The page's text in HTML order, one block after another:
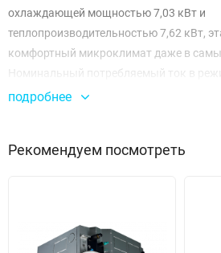
охлаждающей мощностью 7,03 кВт и
теплопроизводительностью 7,62 кВт,
комфортный микроклимат даже в
Номинальный потребляемый ток в
составляет 11,0 А, что подтверждает её
Кассетная конструкция позволяет
привлекательный вид. Уровень шума
варьируется от 42 до 50 дБ, что делает
практически незаметной, а уровень
достигает 57 дБ. Хладагент R32
подробнее
Рекомендуем посмотреть